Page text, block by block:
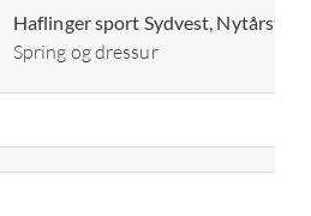
Haflinger sport Sydvest,
Spring og dressur